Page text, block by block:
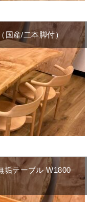
産/二本脚付）
垢テーブル W1800